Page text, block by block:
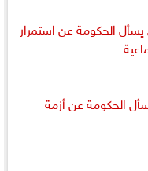
الحكومة عن استمرار
الحكومة عن أزمة